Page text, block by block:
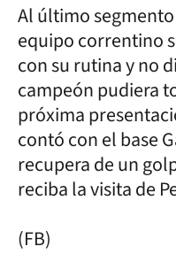
Al último
equipo correntino
con su rutina y no
campeón pudiera
próxima
contó con el base
recupera de un
reciba la visita de
(FB)